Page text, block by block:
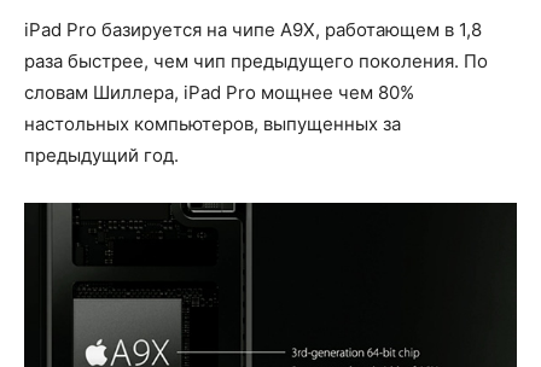
iPad Pro базируется на чипе A9X, работающем в 1,8
раза быстрее, чем чип предыдущего поколения. По
словам Шиллера, iPad Pro мощнее чем 80%
настольных компьютеров, выпущенных за
предыдущий год.